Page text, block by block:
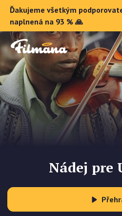
Ďakujeme všetkým
naplnená na 93 % 🙏
O Filmane
Darčekové poukazy
Zaregistrovať sa
Nádej pre